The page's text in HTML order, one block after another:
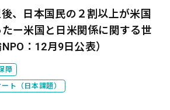
、日本国民の２割以上が米国
ー米国と日米関係に関する世
：12月9日公表）
障
ト（日本課題）